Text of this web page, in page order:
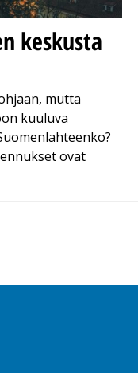
keskusta
mutta
kuuluva
ovat